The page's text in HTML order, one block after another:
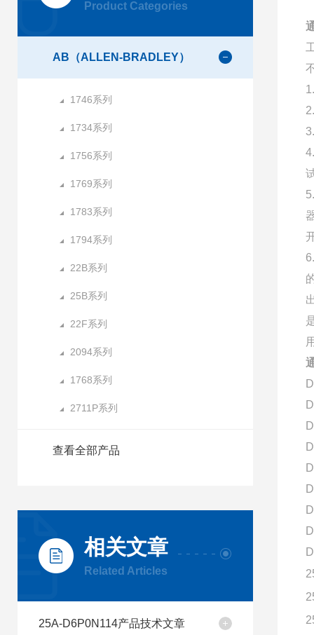
Product Categories
AB（ALLEN-BRADLEY）
1746系列
1734系列
1756系列
1769系列
1783系列
1794系列
22B系列
25B系列
22F系列
2094系列
1768系列
2711P系列
查看全部产品
相关文章
Related Articles
25A-D6P0N114产品技术文章